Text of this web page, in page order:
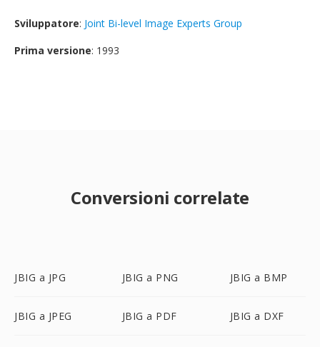
Sviluppatore: Joint Bi-level Image Experts Group
Prima versione: 1993
Conversioni correlate
JBIG a JPG JBIG a PNG JBIG a BMP
JBIG a JPEG JBIG a PDF JBIG a DXF